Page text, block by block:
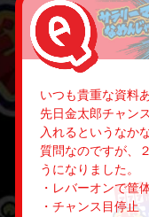
いつも貴重な資料
先日金太郎チャン
入れるというなか
質問なのですが、
うになりました。
・レバーオンで筐
・チャンス目停止